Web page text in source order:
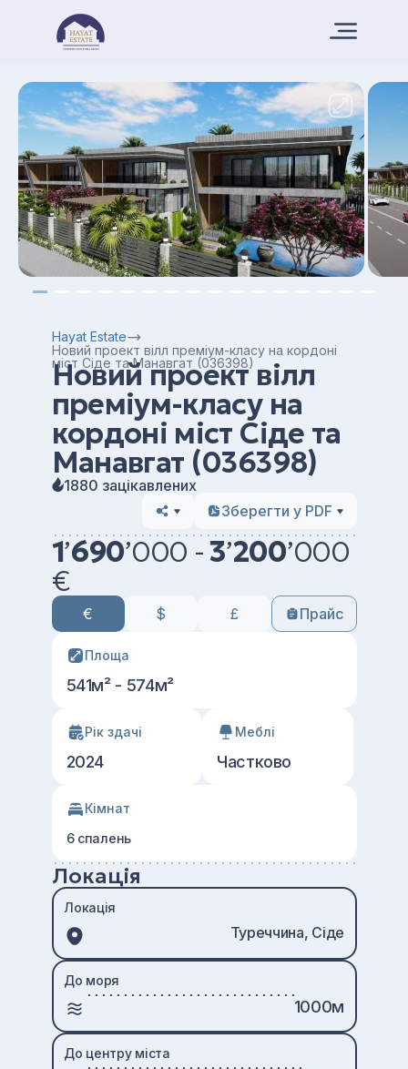
Hayat Estate
Новий проект вілл преміум-класу на кордоні
міст Сіде та Манавгат (036398)
Новий проект вілл
преміум-класу на
кордоні міст Сіде та
Манавгат (036398)
1880 зацікавлених
Зберегти у PDF
1’690’000 - 3’200’000
€
€ $ £ Прайс
Площа
541м² - 574м²
Рік здачі
2024
Меблі
Частково
Кімнат
6 спалень
Локація
Локація
Туреччина, Сіде
До моря
1000м
До центру міста